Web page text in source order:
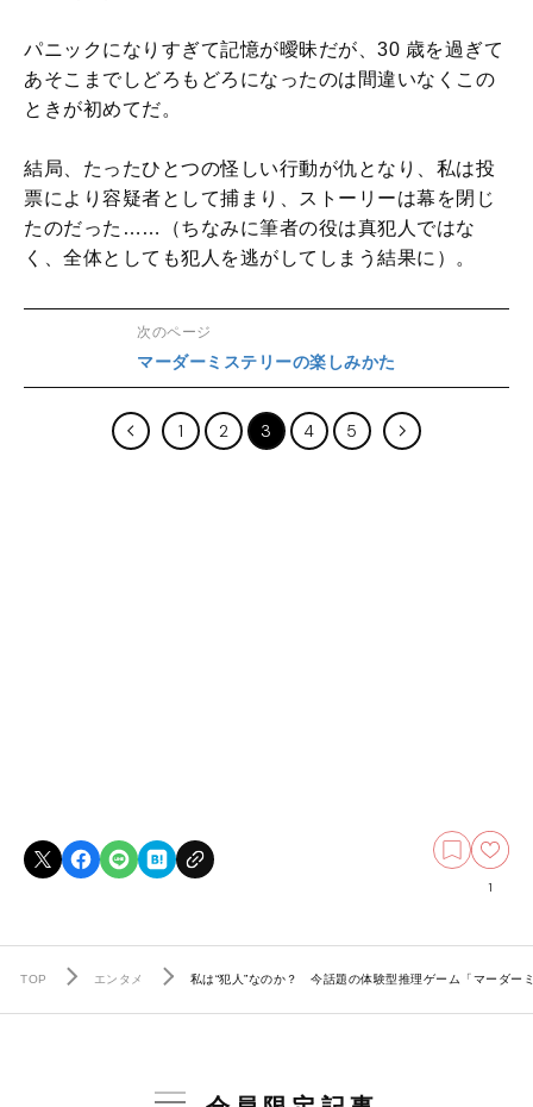
パニックになりすぎて記憶が曖昧だが、30 歳を過ぎて
あそこまでしどろもどろになったのは間違いなくこの
ときが初めてだ。
結局、たったひとつの怪しい行動が仇となり、私は投
票により容疑者として捕まり、ストーリーは幕を閉じ
たのだった……（ちなみに筆者の役は真犯人ではな
く、全体としても犯人を逃がしてしまう結果に）。
次のページ
マーダーミステリーの楽しみかた
1 2 3 4 5
1
TOP エンタメ 私は“犯人”なのか？ 今話題の体験型推理ゲーム「マーダー